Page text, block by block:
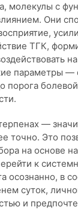
молекулы с
Они
ТГК,
на
параметры —
порога болевой
—
точно. Это
на основе
к
осознанно, в
суток,
и